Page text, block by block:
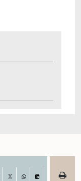
Facebook